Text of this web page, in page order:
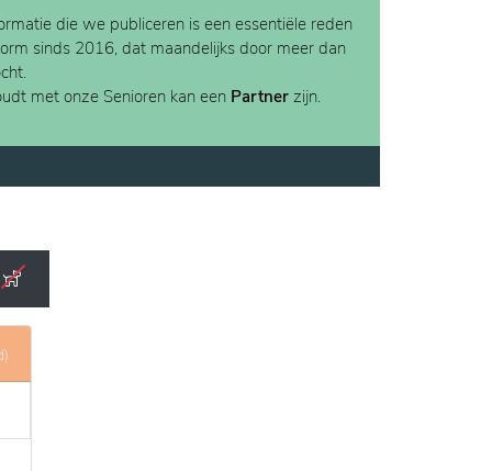
die we publiceren is een essentiële reden
sinds 2016, dat maandelijks door meer dan
met onze Senioren kan een Partner zijn.